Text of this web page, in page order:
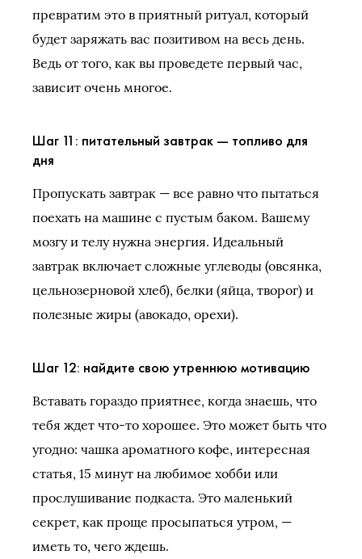
превратим это в приятный ритуал, который
будет заряжать вас позитивом на весь день.
Ведь от того, как вы проведете первый час,
зависит очень многое.
Шаг 11: питательный завтрак — топливо для
дня
Пропускать завтрак — все равно что пытаться
поехать на машине с пустым баком. Вашему
мозгу и телу нужна энергия. Идеальный
завтрак включает сложные углеводы (овсянка,
цельнозерновой хлеб), белки (яйца, творог) и
полезные жиры (авокадо, орехи).
Шаг 12: найдите свою утреннюю мотивацию
Вставать гораздо приятнее, когда знаешь, что
тебя ждет что-то хорошее. Это может быть что
угодно: чашка ароматного кофе, интересная
статья, 15 минут на любимое хобби или
прослушивание подкаста. Это маленький
секрет, как проще просыпаться утром, —
иметь то, чего ждешь.